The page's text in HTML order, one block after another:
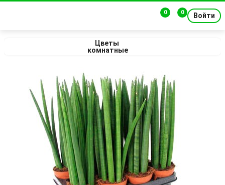
0 0 Войти
Цветы
комнатные